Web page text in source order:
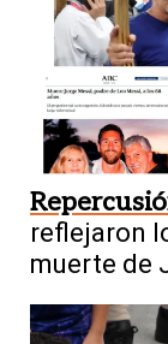
Conmoción
Lionel
5
reflejaron
muerte de